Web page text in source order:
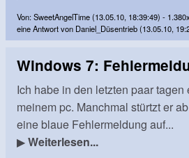
Von: SweetAngelTime (13.05.10, 18:39:49) -
eine Antwort von Daniel_Düsentrieb (13.05.10,
Windows 7:
Ich habe in den letzten paar tagen
meinem pc. Manchmal stürtzt er
eine blaue Fehlermeldung auf...
▶Weiterlesen...